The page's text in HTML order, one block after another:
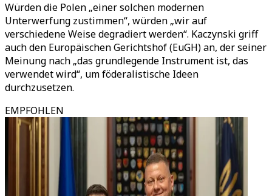
Würden die Polen „einer solchen modernen
Unterwerfung zustimmen“, würden „wir auf
verschiedene Weise degradiert werden“. Kaczynski griff
auch den Europäischen Gerichtshof (EuGH) an, der seiner
Meinung nach „das grundlegende Instrument ist, das
verwendet wird“, um föderalistische Ideen
durchzusetzen.
EMPFOHLEN